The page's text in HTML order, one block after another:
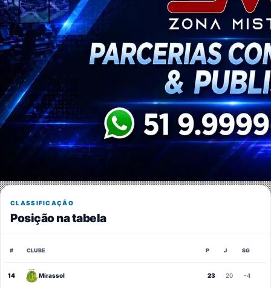
CLASSIFICAÇÃO
Posição na tabela
# CLUBE P J SG
14 Mirassol 23 20 -4